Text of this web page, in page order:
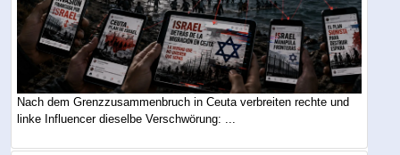
Nach dem Grenzzusammenbruch in Ceuta verbreiten rechte und
linke Influencer dieselbe Verschwörung: ...